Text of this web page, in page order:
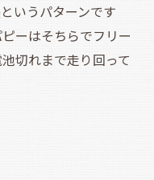
いうパターンです
ーはそちらでフリー
切れまで走り回って